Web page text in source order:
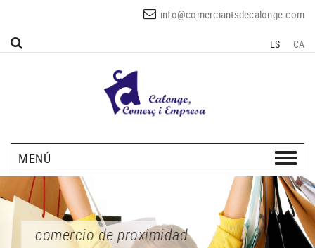
info@comerciantsdecalonge.com
ES CA
MENÚ
comercio de proximidad